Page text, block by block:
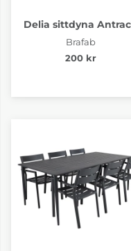
Delia sittdyna
Brafab
200 kr